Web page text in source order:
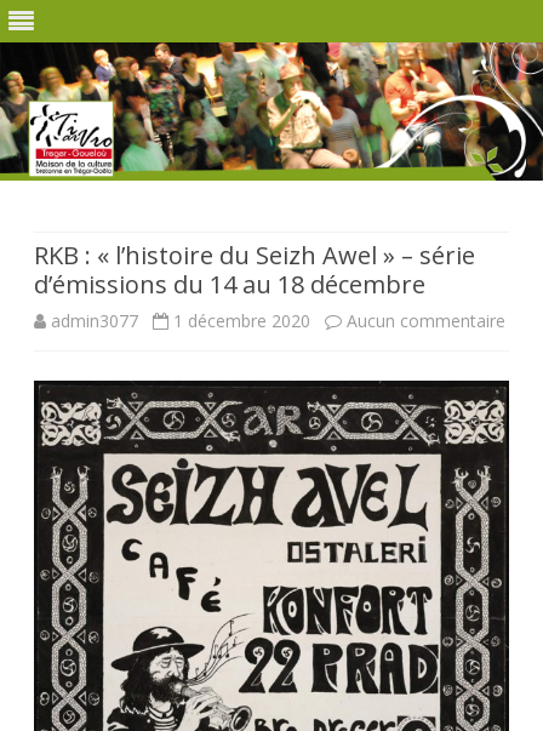
RKB : « l’histoire du Seizh Awel » – série
d’émissions du 14 au 18 décembre
admin3077 1 décembre 2020 Aucun commentaire
:
–
série